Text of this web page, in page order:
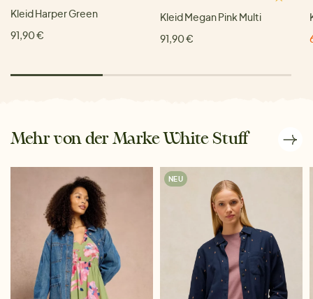
Kleid Harper Green
91,90 €
Kleid Megan Pink Multi
91,90 €
Mehr von der Marke White Stuff
NEU